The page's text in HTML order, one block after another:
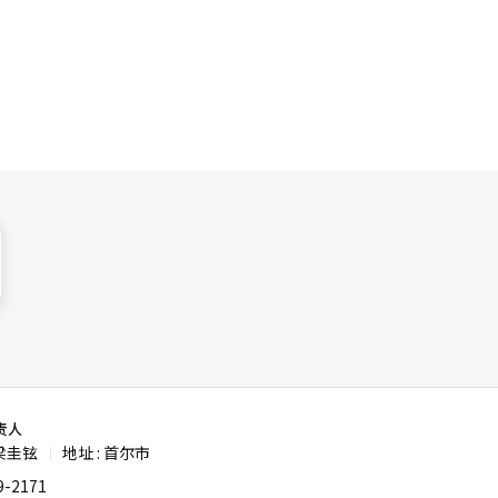
人
圭铉
地址 : 首尔市
2171